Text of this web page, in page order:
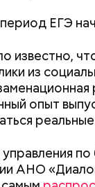
ЕГЭ
известно,
из
опыт
управления
АНО
силовиков:
Гилман,
освободить